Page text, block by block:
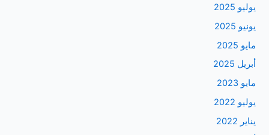
يوليو 2025
يونيو 2025
مايو 2025
أبريل 2025
مايو 2023
يوليو 2022
يناير 2022